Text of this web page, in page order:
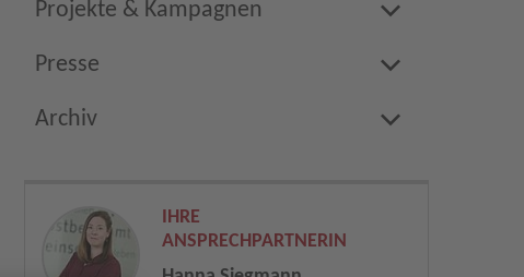
Projekte & Kampagnen
Presse
Archiv
IHRE
ANSPRECHPARTNERIN